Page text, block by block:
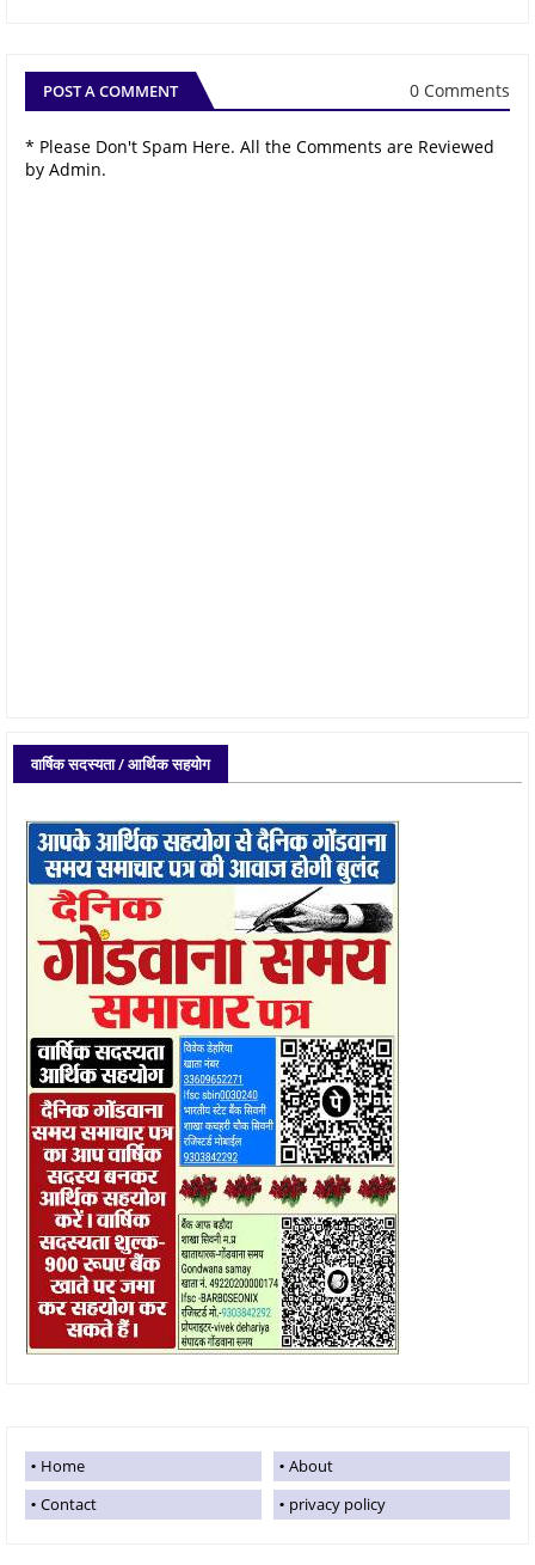
POST A COMMENT 0 Comments
* Please Don't Spam Here. All the Comments are Reviewed
by Admin.
वार्षिक सदस्यता / आर्थिक सहयोग
Home
About
Contact
privacy policy